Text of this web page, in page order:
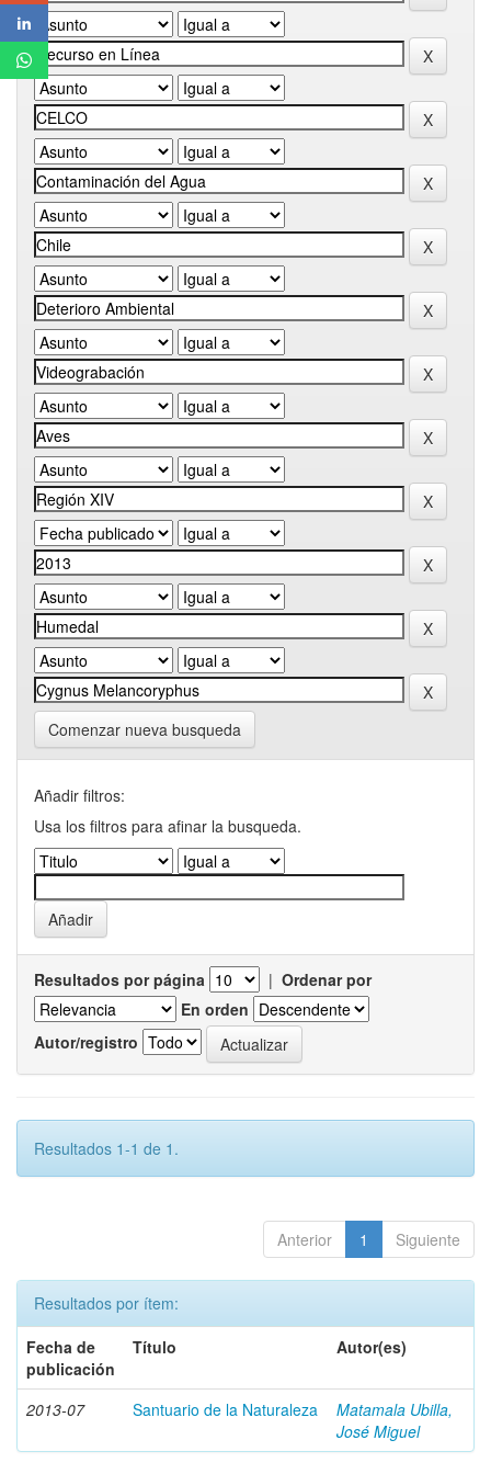
Comenzar nueva busqueda
Añadir filtros:
Usa los filtros para afinar la busqueda.
Resultados por página | Ordenar por
En orden
Autor/registro
Resultados 1-1 de 1.
Anterior 1 Siguiente
Resultados por ítem:
Fecha de
publicación
Título Autor(es)
2013-07 Santuario de la Naturaleza
Matamala Ubilla,
José Miguel